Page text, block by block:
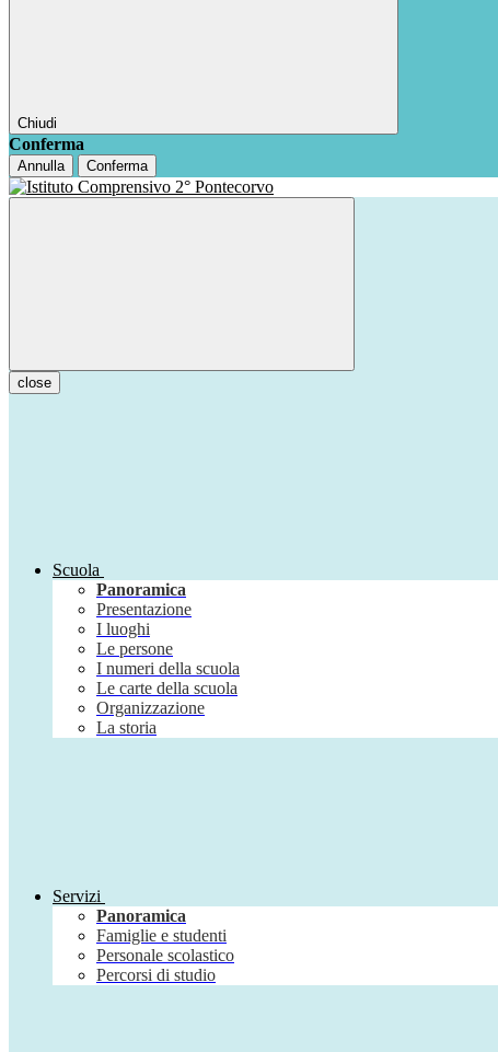
Chiudi
Conferma
Annulla Conferma
close
Scuola
Panoramica
Presentazione
I luoghi
Le persone
I numeri della scuola
Le carte della scuola
Organizzazione
La storia
Servizi
Panoramica
Famiglie e studenti
Personale scolastico
Percorsi di studio